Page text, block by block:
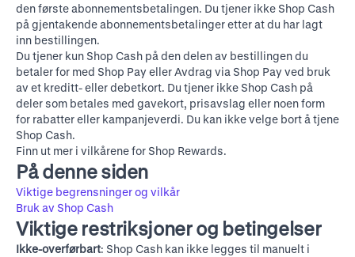
den første abonnementsbetalingen. Du tjener ikke Shop Cash
på gjentakende abonnementsbetalinger etter at du har lagt
inn bestillingen.
Du tjener kun Shop Cash på den delen av bestillingen du
betaler for med Shop Pay eller Avdrag via Shop Pay ved bruk
av et kreditt- eller debetkort. Du tjener ikke Shop Cash på
deler som betales med gavekort, prisavslag eller noen form
for rabatter eller kampanjeverdi. Du kan ikke velge bort å tjene
Shop Cash.
Finn ut mer i vilkårene for Shop Rewards.
På denne siden
Viktige begrensninger og vilkår
Bruk av Shop Cash
Viktige restriksjoner og betingelser
Ikke-overførbart: Shop Cash kan ikke legges til manuelt i